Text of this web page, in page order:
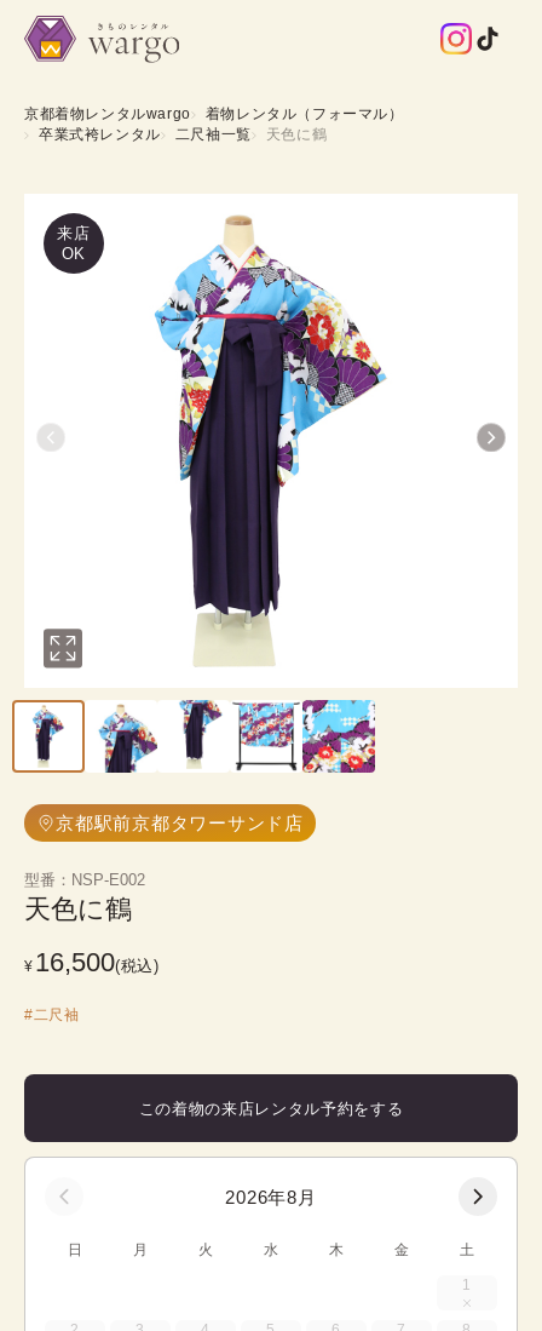
京都着物レンタルwargo
着物レンタル（フォーマル）
卒業式袴レンタル
二尺袖一覧 天色に鶴
来店
OK
京都駅前京都タワーサンド店
型番 ： NSP-E002
天色に鶴
¥ 16,500(税込)
#二尺袖
この着物の来店レンタル予約をする
2026年8月
日 月 火 水 木 金 土
1